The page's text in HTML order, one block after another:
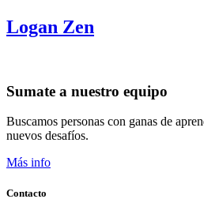
Logan Zen
Sumate a nuestro equipo
Buscamos personas con ganas de
nuevos desafíos.
Más info
Contacto